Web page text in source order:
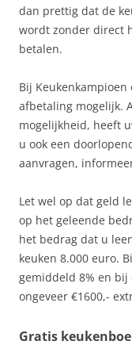
dan prettig dat de
wordt zonder direct
betalen.
Bij
afbetaling mogelijk.
mogelijkheid, heeft
u ook een
aanvragen,
Let wel op dat geld
op het geleende
het bedrag dat u
keuken 8.000 euro.
gemiddeld 8% en
ongeveer €1600,-
Gratis